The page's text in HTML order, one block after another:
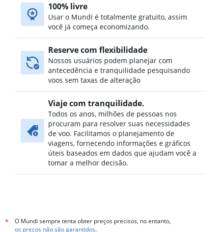
100% livre
Usar o Mundi é totalmente gratuito, assim
você já começa economizando.
Reserve com flexibilidade
Nossos usuários podem planejar com
antecedência e tranquilidade pesquisando
voos sem taxas de alteração
Viaje com tranquilidade.
Todos os anos, milhões de pessoas nos
procuram para resolver suas necessidades
de voo. Facilitamos o planejamento de
viagens, fornecendo informações e gráficos
úteis baseados em dados que ajudam você a
tomar a melhor decisão.
*
O Mundi sempre tenta obter preços precisos, no entanto,
os preços não são garantidos.